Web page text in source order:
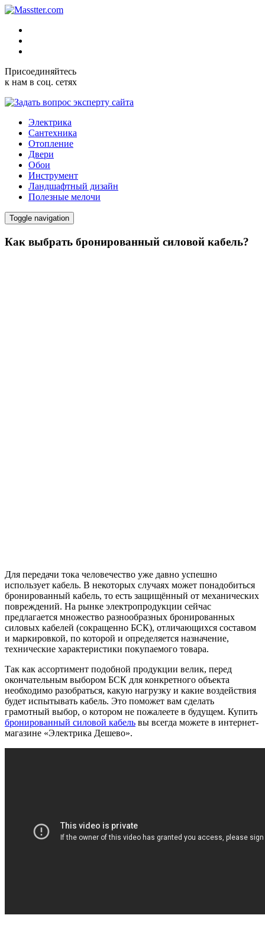
Присоединяйтесь
к нам в соц. сетях
Электрика
Сантехника
Отопление
Двери
Обои
Инструмент
Ландшафтный дизайн
Полезные мелочи
Toggle navigation
Как выбрать бронированный силовой кабель?
Для передачи тока человечество уже давно успешно
использует кабель. В некоторых случаях может понадобиться
бронированный кабель, то есть защищённый от механических
повреждений. На рынке электропродукции сейчас
предлагается множество разнообразных бронированных
силовых кабелей (сокращенно БСК), отличающихся составом
и маркировкой, по которой и определяется назначение,
технические характеристики покупаемого товара.
Так как ассортимент подобной продукции велик, перед
окончательным выбором БСК для конкретного объекта
необходимо разобраться, какую нагрузку и какие воздействия
будет испытывать кабель. Это поможет вам сделать
грамотный выбор, о котором не пожалеете в будущем. Купить
бронированный силовой кабель вы всегда можете в интернет-
магазине «Электрика Дешево».